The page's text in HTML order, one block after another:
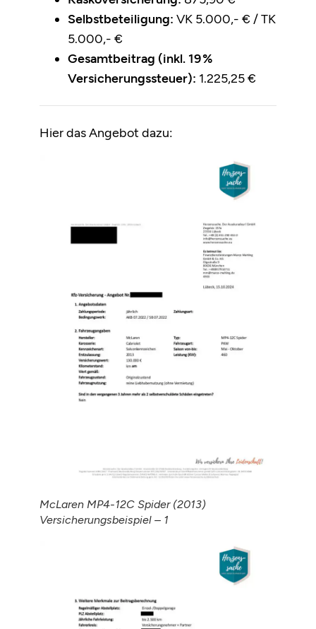
Selbstbeteiligung: VK 5.000,- € / TK
5.000,- €
Gesamtbeitrag (inkl. 19 %
Versicherungssteuer): 1.225,25 €
Hier das Angebot dazu:
McLaren MP4-12C Spider (2013)
Versicherungsbeispiel – 1